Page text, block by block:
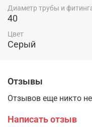
Диаметр трубы и
40
Цвет
Серый
Отзывы
Отзывов еще никто
Написать отзыв